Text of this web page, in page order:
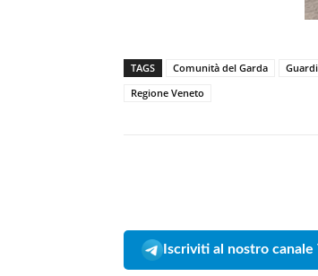
TAGS Comunità del Garda
Regione Veneto
Iscriviti al nostro